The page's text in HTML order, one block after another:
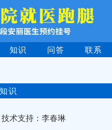
知识 问答 联系
识
技术支持：李春琳